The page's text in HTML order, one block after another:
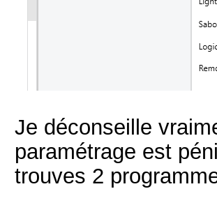
Je déconseille
paramétrage est
trouves 2